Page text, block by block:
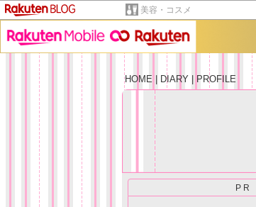
美容・コスメ
HOME
DIARY PROFILE
PR